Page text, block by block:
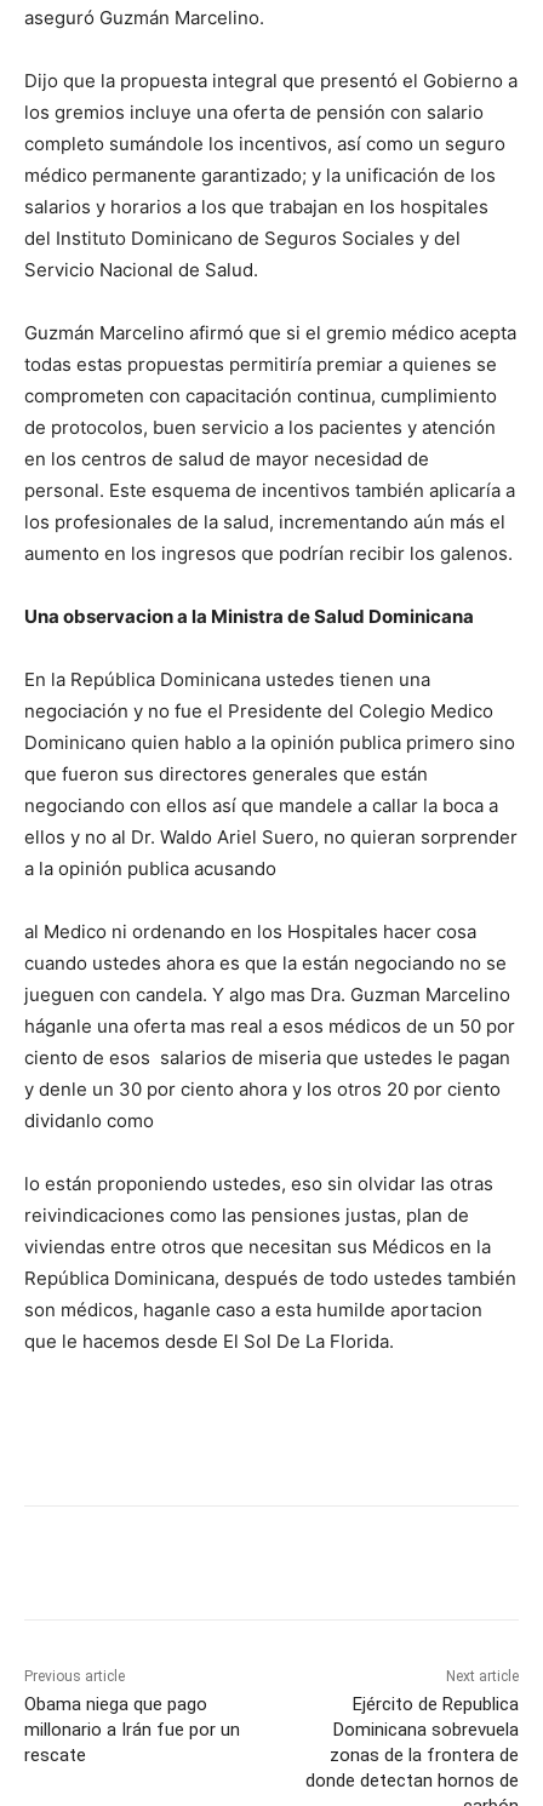
aseguró Guzmán Marcelino.
Dijo que la propuesta integral que presentó el Gobierno a
los gremios incluye una oferta de pensión con salario
completo sumándole los incentivos, así como un seguro
médico permanente garantizado; y la unificación de los
salarios y horarios a los que trabajan en los hospitales
del Instituto Dominicano de Seguros Sociales y del
Servicio Nacional de Salud.
Guzmán Marcelino afirmó que si el gremio médico acepta
todas estas propuestas permitiría premiar a quienes se
comprometen con capacitación continua, cumplimiento
de protocolos, buen servicio a los pacientes y atención
en los centros de salud de mayor necesidad de
personal. Este esquema de incentivos también aplicaría a
los profesionales de la salud, incrementando aún más el
aumento en los ingresos que podrían recibir los galenos.
Una observacion a la Ministra de Salud Dominicana
En la República Dominicana ustedes tienen una
negociación y no fue el Presidente del Colegio Medico
Dominicano quien hablo a la opinión publica primero sino
que fueron sus directores generales que están
negociando con ellos así que mandele a callar la boca a
ellos y no al Dr. Waldo Ariel Suero, no quieran sorprender
a la opinión publica acusando
al Medico ni ordenando en los Hospitales hacer cosa
cuando ustedes ahora es que la están negociando no se
jueguen con candela. Y algo mas Dra. Guzman Marcelino
háganle una oferta mas real a esos médicos de un 50 por
ciento de esos salarios de miseria que ustedes le pagan
y denle un 30 por ciento ahora y los otros 20 por ciento
dividanlo como
lo están proponiendo ustedes, eso sin olvidar las otras
reivindicaciones como las pensiones justas, plan de
viviendas entre otros que necesitan sus Médicos en la
República Dominicana, después de todo ustedes también
son médicos, haganle caso a esta humilde aportacion
que le hacemos desde El Sol De La Florida.
Previous article
Obama niega que pago
millonario a Irán fue por un
rescate
Next article
Ejército de Republica
Dominicana sobrevuela
zonas de la frontera de
donde detectan hornos de